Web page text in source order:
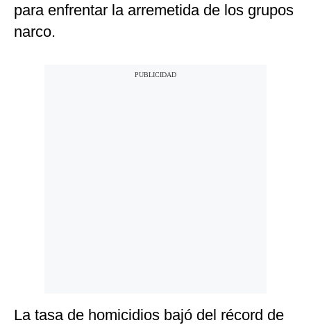
para enfrentar la arremetida de los grupos
narco.
La tasa de homicidios bajó del récord de